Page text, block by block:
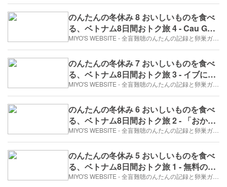
のんたんの冬休み 8 おいしいものを食べ
る、ベトナム8日間おトク旅 4 - Cau Go
でベトナムディナー（2017年12月24日/1
日め）
のんたんの冬休み 7 おいしいものを食べ
る、ベトナム8日間おトク旅 3 - イブにダ
ンス（2017年12月24日/1日め）
のんたんの冬休み 6 おいしいものを食べ
る、ベトナム8日間おトク旅 2 - 「おか
ね、おかね！」（2017年12月24日/1日
め）
のんたんの冬休み 5 おいしいものを食べ
る、ベトナム8日間おトク旅 1 - 無料のラ
ウンジでまったり。（2017年12月24日/1